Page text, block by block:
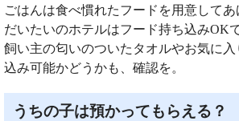
ごはんは食べ慣れたフードを用意してあ
だいたいのホテルはフード持ち込みOKで
飼い主の匂いのついたタオルやお気に
込み可能かどうかも、確認を。
うちの子は預かってもらえる？